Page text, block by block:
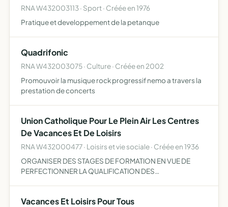
RNA W432003113 · Sport · Créée en 1976
Pratique et developpement de la petanque
Quadrifonic
RNA W432003075 · Culture · Créée en 2002
Promouvoir la musique rock progressif nemo a travers la
prestation de concerts
Union Catholique Pour Le Plein Air Les Centres
De Vacances Et De Loisirs
RNA W432000477 · Loisirs et vie sociale · Créée en 1936
ORGANISER DES STAGES DE FORMATION EN VUE DE
PERFECTIONNER LA QUALIFICATION DES
LE DEVELOPPEMENT DES ASSOCIATIONS OEUVRANT
Vacances Et Loisirs Pour Tous